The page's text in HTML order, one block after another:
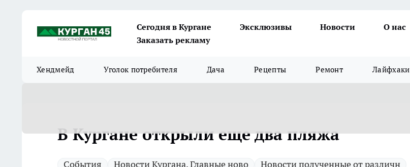
Сегодня в Кургане Эксклюзивы Новости
О нас
Заказать рекламу
Хендмейд Уголок потребителя Дача Рецепты Ремонт Лайфхаки
В Кургане открыли еще два пляжа
Cобытия Новости Кургана. Главные ново
Новости полученные от различн